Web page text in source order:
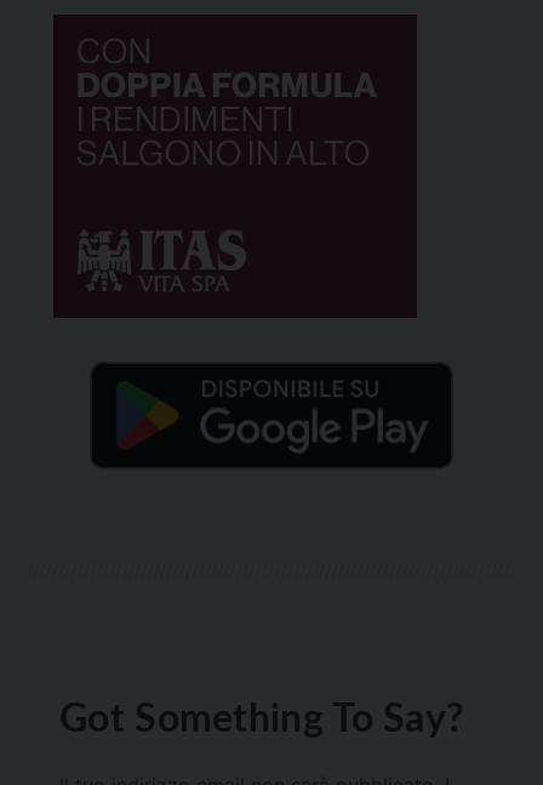
Got Something To Say?